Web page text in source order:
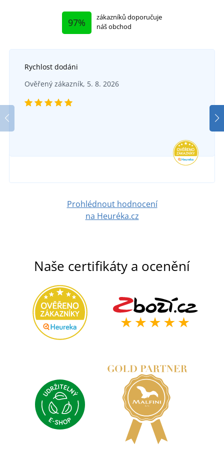
97%
zákazníků doporučuje
náš obchod
Rychlost dodáni
Ověřený zákazník, 5. 8. 2026
Prohlédnout hodnocení
na Heuréka.cz
Naše certifikáty a ocenění